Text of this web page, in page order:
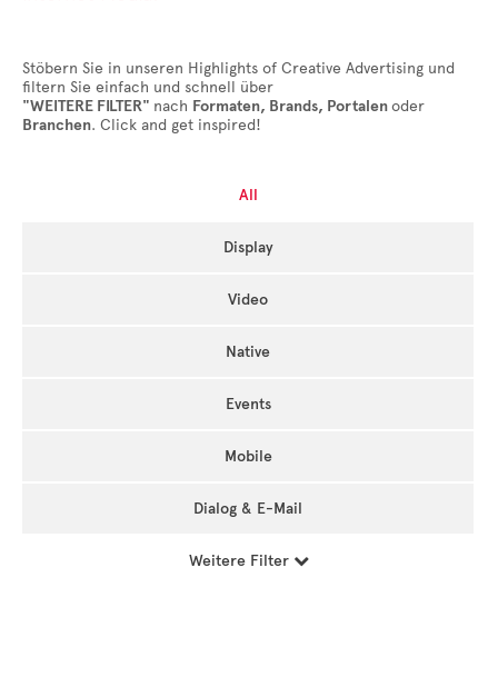
Stöbern Sie in unseren Highlights of Creative Advertising und
filtern Sie einfach und schnell über
"WEITERE FILTER" nach Formaten, Brands, Portalenoder
Branchen. Click and get inspired!
All
Display
Video
Native
Events
Mobile
Dialog & E-Mail
Weitere Filter 